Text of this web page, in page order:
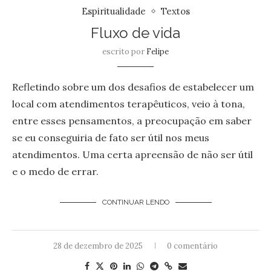
Espiritualidade Textos
Fluxo de vida
escrito por Felipe
Refletindo sobre um dos desafios de estabelecer um
local com atendimentos terapêuticos, veio à tona,
entre esses pensamentos, a preocupação em saber
se eu conseguiria de fato ser útil nos meus
atendimentos. Uma certa apreensão de não ser útil
e o medo de errar.
CONTINUAR LENDO
28 de dezembro de 2025 0 comentário